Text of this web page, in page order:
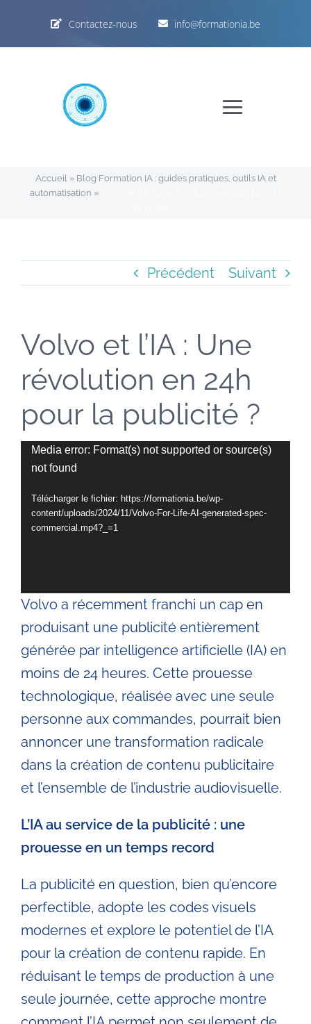
Contactez-nous info@formationia.be
Toggle
Entreprises
Automatisation IA
Devenir formateur
Accueil » Blog Formation IA : guides pratiques, outils IA et
automatisation »
Précédent Suivant
Volvo et l’IA : Une
révolution en 24h
pour la publicité ?
Lecteur
vidéo
Media error: Format(s) not supported or source(s)
not found
Télécharger le fichier: https://formationia.be/wp-
content/uploads/2024/11/Volvo-For-Life-AI-generated-spec-
commercial.mp4?_=1
Volvo a récemment franchi un cap en
produisant une publicité entièrement
générée par intelligence artificielle (IA) en
moins de 24 heures. Cette prouesse
technologique, réalisée avec une seule
personne aux commandes, pourrait bien
annoncer une transformation radicale
dans la création de contenu publicitaire
et l’ensemble de l’industrie audiovisuelle.
L’IA au service de la publicité : une
prouesse en un temps record
La publicité en question, bien qu’encore
perfectible, adopte les codes visuels
modernes et explore le potentiel de l’IA
pour la création de contenu rapide. En
réduisant le temps de production à une
seule journée, cette approche montre